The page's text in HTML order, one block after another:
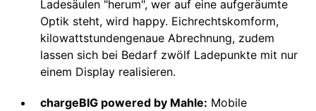
Ladesäulen "herum", wer auf eine aufgeräumte
Optik steht, wird happy. Eichrechtskomform,
kilowattstundengenaue Abrechnung, zudem
lassen sich bei Bedarf zwölf Ladepunkte mit nur
einem Display realisieren.
chargeBIG powered by Mahle: Mobile